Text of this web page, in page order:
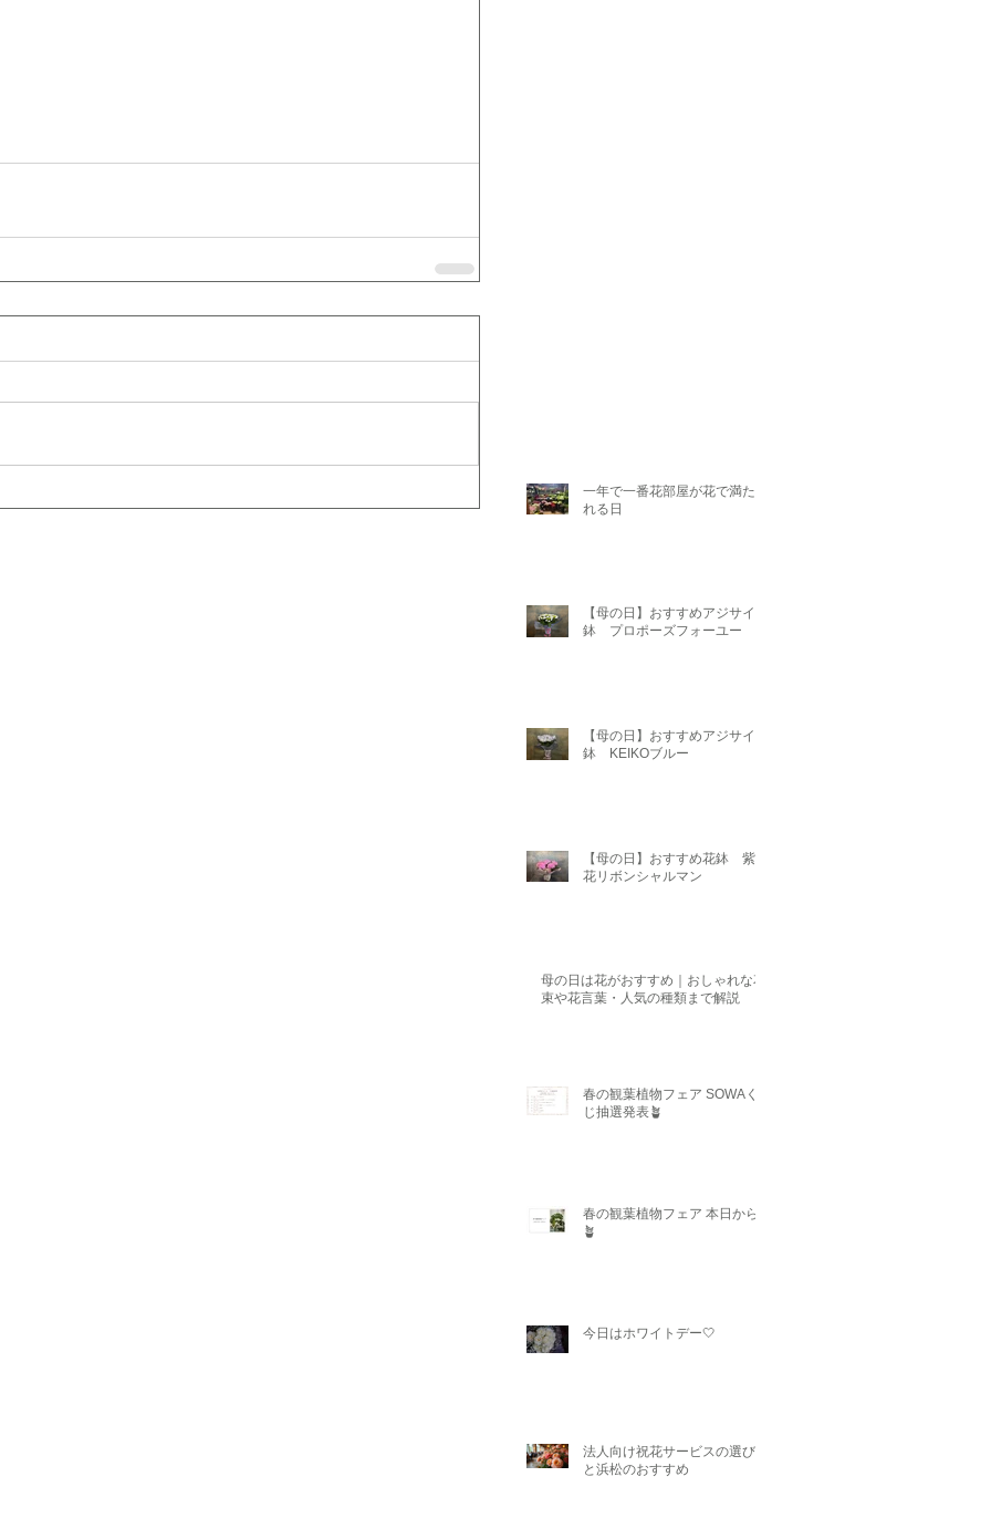
一年で一番花部屋が花で満たさ
れる日
【母の日】おすすめアジサイ
鉢 プロポーズフォーユー
【母の日】おすすめアジサイ
鉢 KEIKOブルー
【母の日】おすすめ花鉢 紫陽
花リボンシャルマン
母の日は花がおすすめ｜おしゃれな花
束や花言葉・人気の種類まで解説
春の観葉植物フェア SOWAく
じ抽選発表🪴
春の観葉植物フェア 本日から
🪴
今日はホワイトデー🤍
法人向け祝花サービスの選び方
と浜松のおすすめ